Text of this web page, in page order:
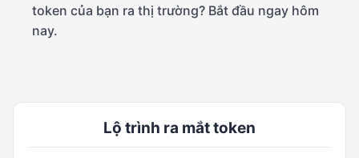
token của bạn ra thị trường? Bắt đầu ngay hôm
nay.
Lộ trình ra mắt token